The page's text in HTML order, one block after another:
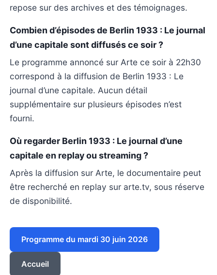
repose sur des archives et des témoignages.
Combien d’épisodes de Berlin 1933 : Le journal
d’une capitale sont diffusés ce soir ?
Le programme annoncé sur Arte ce soir à 22h30
correspond à la diffusion de Berlin 1933 : Le
journal d’une capitale. Aucun détail
supplémentaire sur plusieurs épisodes n’est
fourni.
Où regarder Berlin 1933 : Le journal d’une
capitale en replay ou streaming ?
Après la diffusion sur Arte, le documentaire peut
être recherché en replay sur arte.tv, sous réserve
de disponibilité.
Programme du mardi 30 juin 2026
Accueil